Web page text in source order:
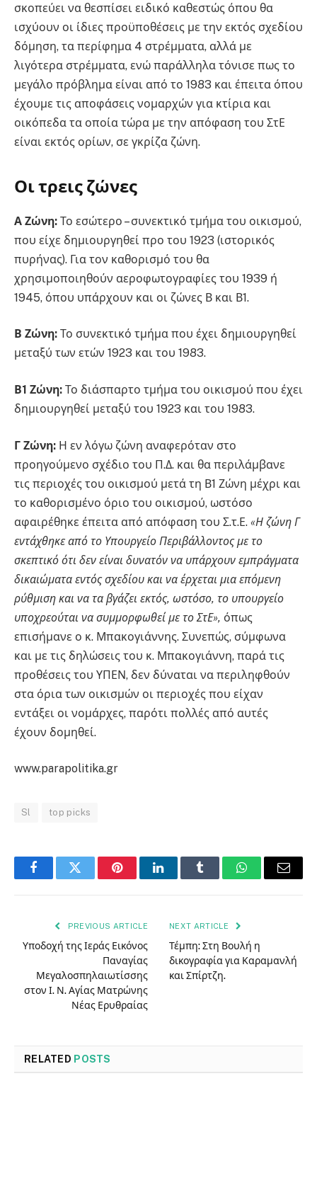
σκοπεύει να θεσπίσει ειδικό καθεστώς όπου θα
ισχύουν οι ίδιες προϋποθέσεις με την εκτός σχεδίου
δόμηση, τα περίφημα 4 στρέμματα, αλλά με
λιγότερα στρέμματα, ενώ παράλληλα τόνισε πως το
μεγάλο πρόβλημα είναι από το 1983 και έπειτα όπου
έχουμε τις αποφάσεις νομαρχών για κτίρια και
οικόπεδα τα οποία τώρα με την απόφαση του ΣτΕ
είναι εκτός ορίων, σε γκρίζα ζώνη.
Οι τρεις ζώνες
Α Ζώνη: Το εσώτερο – συνεκτικό τμήμα του οικισμού,
που είχε δημιουργηθεί προ του 1923 (ιστορικός
πυρήνας). Για τον καθορισμό του θα
χρησιμοποιηθούν αεροφωτογραφίες του 1939 ή
1945, όπου υπάρχουν και οι ζώνες Β και Β1.
Β Ζώνη: Το συνεκτικό τμήμα που έχει δημιουργηθεί
μεταξύ των ετών 1923 και του 1983.
Β1 Ζώνη: Το διάσπαρτο τμήμα του οικισμού που έχει
δημιουργηθεί μεταξύ του 1923 και του 1983.
Γ Ζώνη: Η εν λόγω ζώνη αναφερόταν στο
προηγούμενο σχέδιο του Π.Δ. και θα περιλάμβανε
τις περιοχές του οικισμού μετά τη Β1 Ζώνη μέχρι και
το καθορισμένο όριο του οικισμού, ωστόσο
αφαιρέθηκε έπειτα από απόφαση του Σ.τ.Ε. «Η ζώνη Γ
εντάχθηκε από το Υπουργείο Περιβάλλοντος με το
σκεπτικό ότι δεν είναι δυνατόν να υπάρχουν εμπράγματα
δικαιώματα εντός σχεδίου και να έρχεται μια επόμενη
ρύθμιση και να τα βγάζει εκτός, ωστόσο, το υπουργείο
υποχρεούται να συμμορφωθεί με το ΣτΕ», όπως
επισήμανε ο κ. Μπακογιάννης. Συνεπώς, σύμφωνα
και με τις δηλώσεις του κ. Μπακογιάννη, παρά τις
προθέσεις του ΥΠΕΝ, δεν δύναται να περιληφθούν
στα όρια των οικισμών οι περιοχές που είχαν
εντάξει οι νομάρχες, παρότι πολλές από αυτές
έχουν δομηθεί.
www.parapolitika.gr
Sl top picks
FacebookTwitter PinterestLinkedInTumblr WhatsAppEmail
PREVIOUS ARTICLE
Υποδοχή της Ιεράς Εικόνος
Παναγίας
Μεγαλοσπηλαιωτίσσης
στον Ι. Ν. Αγίας Ματρώνης
Νέας Ερυθραίας
NEXT ARTICLE
Τέμπη: Στη Βουλή η
δικογραφία για Καραμανλή
και Σπίρτζη.
RELATED POSTS